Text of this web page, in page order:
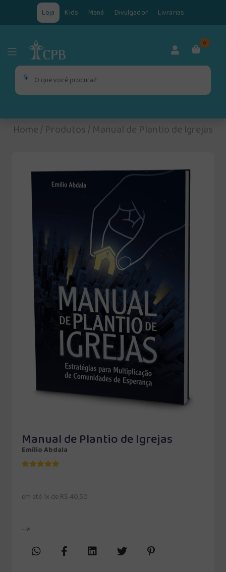
Loja Kids Maná Divulgador Livrarias
0
Home/Produtos/Manual de Plantio de Igrejas
Manual de Plantio de Igrejas
Emílio Abdala
em até 1x de R$ 40,50
-->